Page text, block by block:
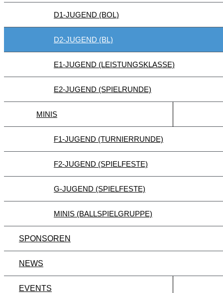
D1-JUGEND (BOL)
D2-JUGEND (BL)
E1-JUGEND (LEISTUNGSKLASSE)
E2-JUGEND (SPIELRUNDE)
MINIS
F1-JUGEND (TURNIERRUNDE)
F2-JUGEND (SPIELFESTE)
G-JUGEND (SPIELFESTE)
MINIS (BALLSPIELGRUPPE)
SPONSOREN
NEWS
EVENTS